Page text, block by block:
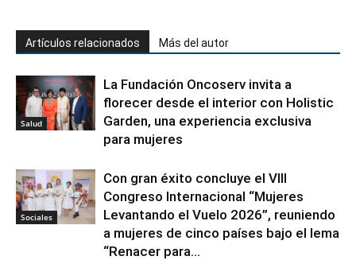
Artículos relacionados Más del autor
Salud
La Fundación Oncoserv invita a
florecer desde el interior con Holistic
Garden, una experiencia exclusiva
para mujeres
Sociales
Con gran éxito concluye el VIII
Congreso Internacional “Mujeres
Levantando el Vuelo 2026”, reuniendo
a mujeres de cinco países bajo el lema
“Renacer para...